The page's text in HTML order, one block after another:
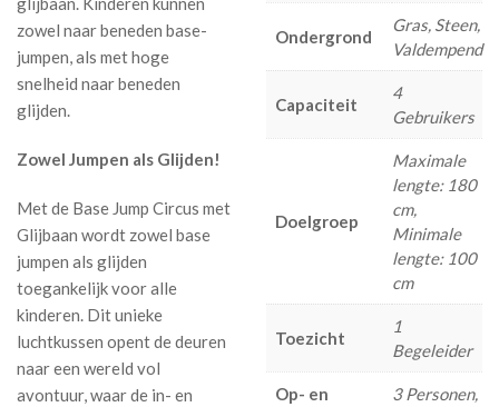
zowel naar beneden base-
jumpen, als met hoge
snelheid naar beneden
glijden.
Zowel Jumpen als Glijden!
Met de Base Jump Circus met
Glijbaan wordt zowel base
jumpen als glijden
toegankelijk voor alle
kinderen. Dit unieke
luchtkussen opent de deuren
naar een wereld vol
avontuur, waar de in- en
Ondergrond
Gras, Steen,
Valdempend
Capaciteit
4
Gebruikers
Doelgroep
Maximale
lengte: 180
cm,
Minimale
lengte: 100
cm
Toezicht
1
Begeleider
Op- en
3 Personen,